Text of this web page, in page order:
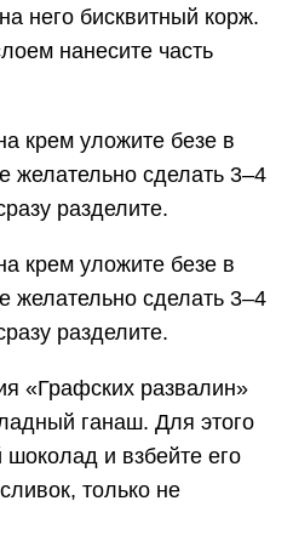
него бисквитный корж.
нанесите часть
крем уложите безе в
желательно сделать 3–4
разделите.
крем уложите безе в
желательно сделать 3–4
разделите.
«Графских развалин»
ганаш. Для этого
шоколад и взбейте его
только не